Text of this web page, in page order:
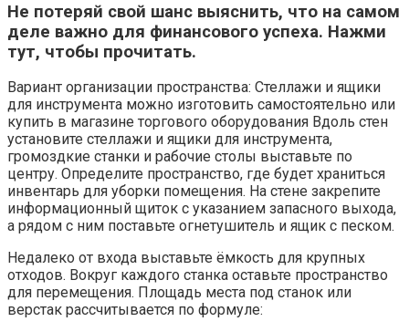
Не потеряй свой шанс выяснить, что на самом
деле важно для финансового успеха. Нажми
тут, чтобы прочитать.
Вариант организации пространства: Стеллажи и ящики
для инструмента можно изготовить самостоятельно или
купить в магазине торгового оборудования Вдоль стен
установите стеллажи и ящики для инструмента,
громоздкие станки и рабочие столы выставьте по
центру. Определите пространство, где будет храниться
инвентарь для уборки помещения. На стене закрепите
информационный щиток с указанием запасного выхода,
а рядом с ним поставьте огнетушитель и ящик с песком.
Недалеко от входа выставьте ёмкость для крупных
отходов. Вокруг каждого станка оставьте пространство
для перемещения. Площадь места под станок или
верстак рассчитывается по формуле: